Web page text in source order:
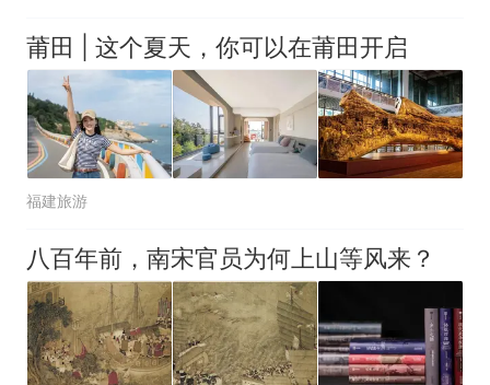
莆田 | 这个夏天，你可以在莆田开启
福建旅游
八百年前，南宋官员为何上山等风来？